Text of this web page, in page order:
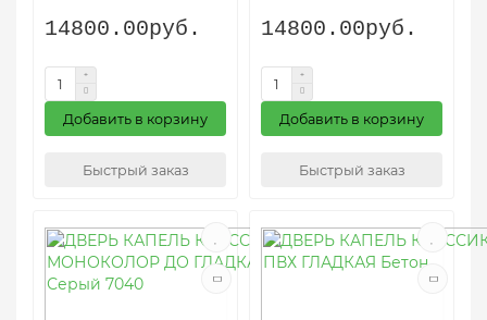
14800.00руб.
Добавить в корзину
Быстрый заказ
14800.00руб.
Добавить в корзину
Быстрый заказ